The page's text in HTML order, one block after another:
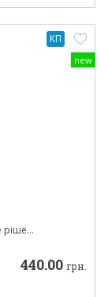
new
ріше...
440.00 грн.
КП